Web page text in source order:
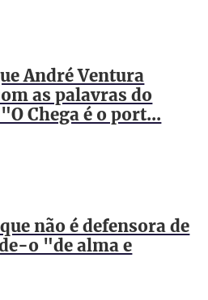
André Ventura
as palavras do
Chega é o port...
não é defensora de
o "de alma e